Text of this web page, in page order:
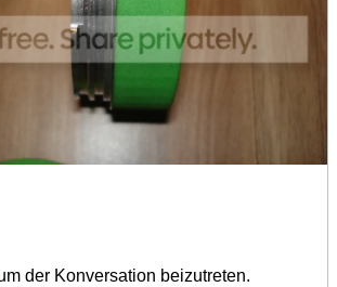
der Konversation beizutreten.